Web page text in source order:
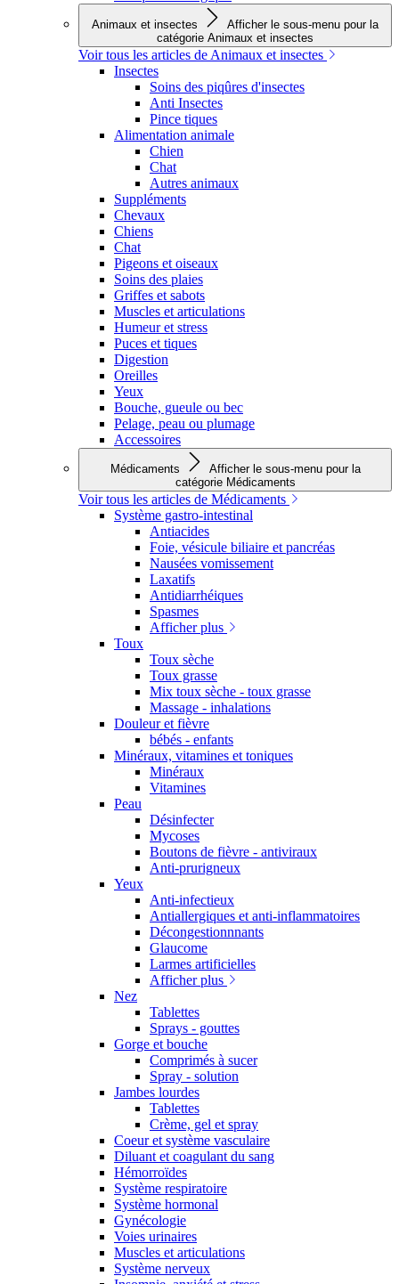
Animaux et insectes
Afficher le sous-menu pour la
catégorie Animaux et insectes
Voir tous les articles de Animaux et insectes
Insectes
Soins des piqûres d'insectes
Anti Insectes
Pince tiques
Alimentation animale
Chien
Chat
Autres animaux
Suppléments
Chevaux
Chiens
Chat
Pigeons et oiseaux
Soins des plaies
Griffes et sabots
Muscles et articulations
Humeur et stress
Puces et tiques
Digestion
Oreilles
Yeux
Bouche, gueule ou bec
Pelage, peau ou plumage
Accessoires
Médicaments
Afficher le sous-menu pour la
catégorie Médicaments
Voir tous les articles de Médicaments
Système gastro-intestinal
Antiacides
Foie, vésicule biliaire et pancréas
Nausées vomissement
Laxatifs
Antidiarrhéiques
Spasmes
Afficher plus
Toux
Toux sèche
Toux grasse
Mix toux sèche - toux grasse
Massage - inhalations
Douleur et fièvre
bébés - enfants
Minéraux, vitamines et toniques
Minéraux
Vitamines
Peau
Désinfecter
Mycoses
Boutons de fièvre - antiviraux
Anti-prurigneux
Yeux
Anti-infectieux
Antiallergiques et anti-inflammatoires
Décongestionnnants
Glaucome
Larmes artificielles
Afficher plus
Nez
Tablettes
Sprays - gouttes
Gorge et bouche
Comprimés à sucer
Spray - solution
Jambes lourdes
Tablettes
Crème, gel et spray
Coeur et système vasculaire
Diluant et coagulant du sang
Hémorroïdes
Système respiratoire
Système hormonal
Gynécologie
Voies urinaires
Muscles et articulations
Système nerveux